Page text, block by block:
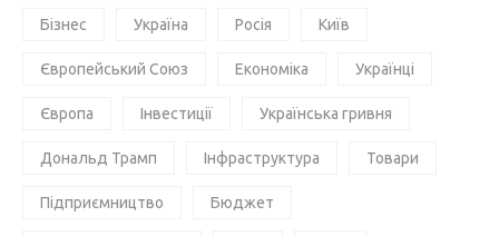
Бізнес Україна Росія Київ
Європейський Союз Економіка Українці
Європа Інвестиції Українська гривня
Дональд Трамп Інфраструктура Товари
Підприємництво Бюджет